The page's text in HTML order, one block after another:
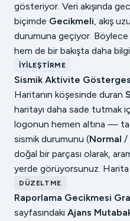
gösteriyor. Veri akışında
biçimde Gecikmeli, akış
durumuna geçiyor. Böylece
hem de bir bakışta daha
İYILEŞTIRME
Sismik Aktivite Göstergesi
Haritanın köşesinde duran
haritayı daha sade
logonun hemen altına —
sismik durumunu (Normal /
doğal bir parçası olarak,
yerde görüyorsunuz. Harita
DÜZELTME
Raporlama Gecikmesi
sayfasındaki Ajans